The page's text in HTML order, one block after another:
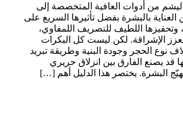
من أدوات العافية المتخصصة إلى
العناية بالبشرة بفضل تأثيرها السريع على
وتحفيزها اللطيف للتصريف اللمفاوي،
يعزز الإشراقة. لكن ليست كل البكرات
نوع الحجر وجودة البنية وطريقة تبريد
بها قد يصنع الفارق بين انزلاق حريري
البشرة. يختصر هذا الدليل أهم […]